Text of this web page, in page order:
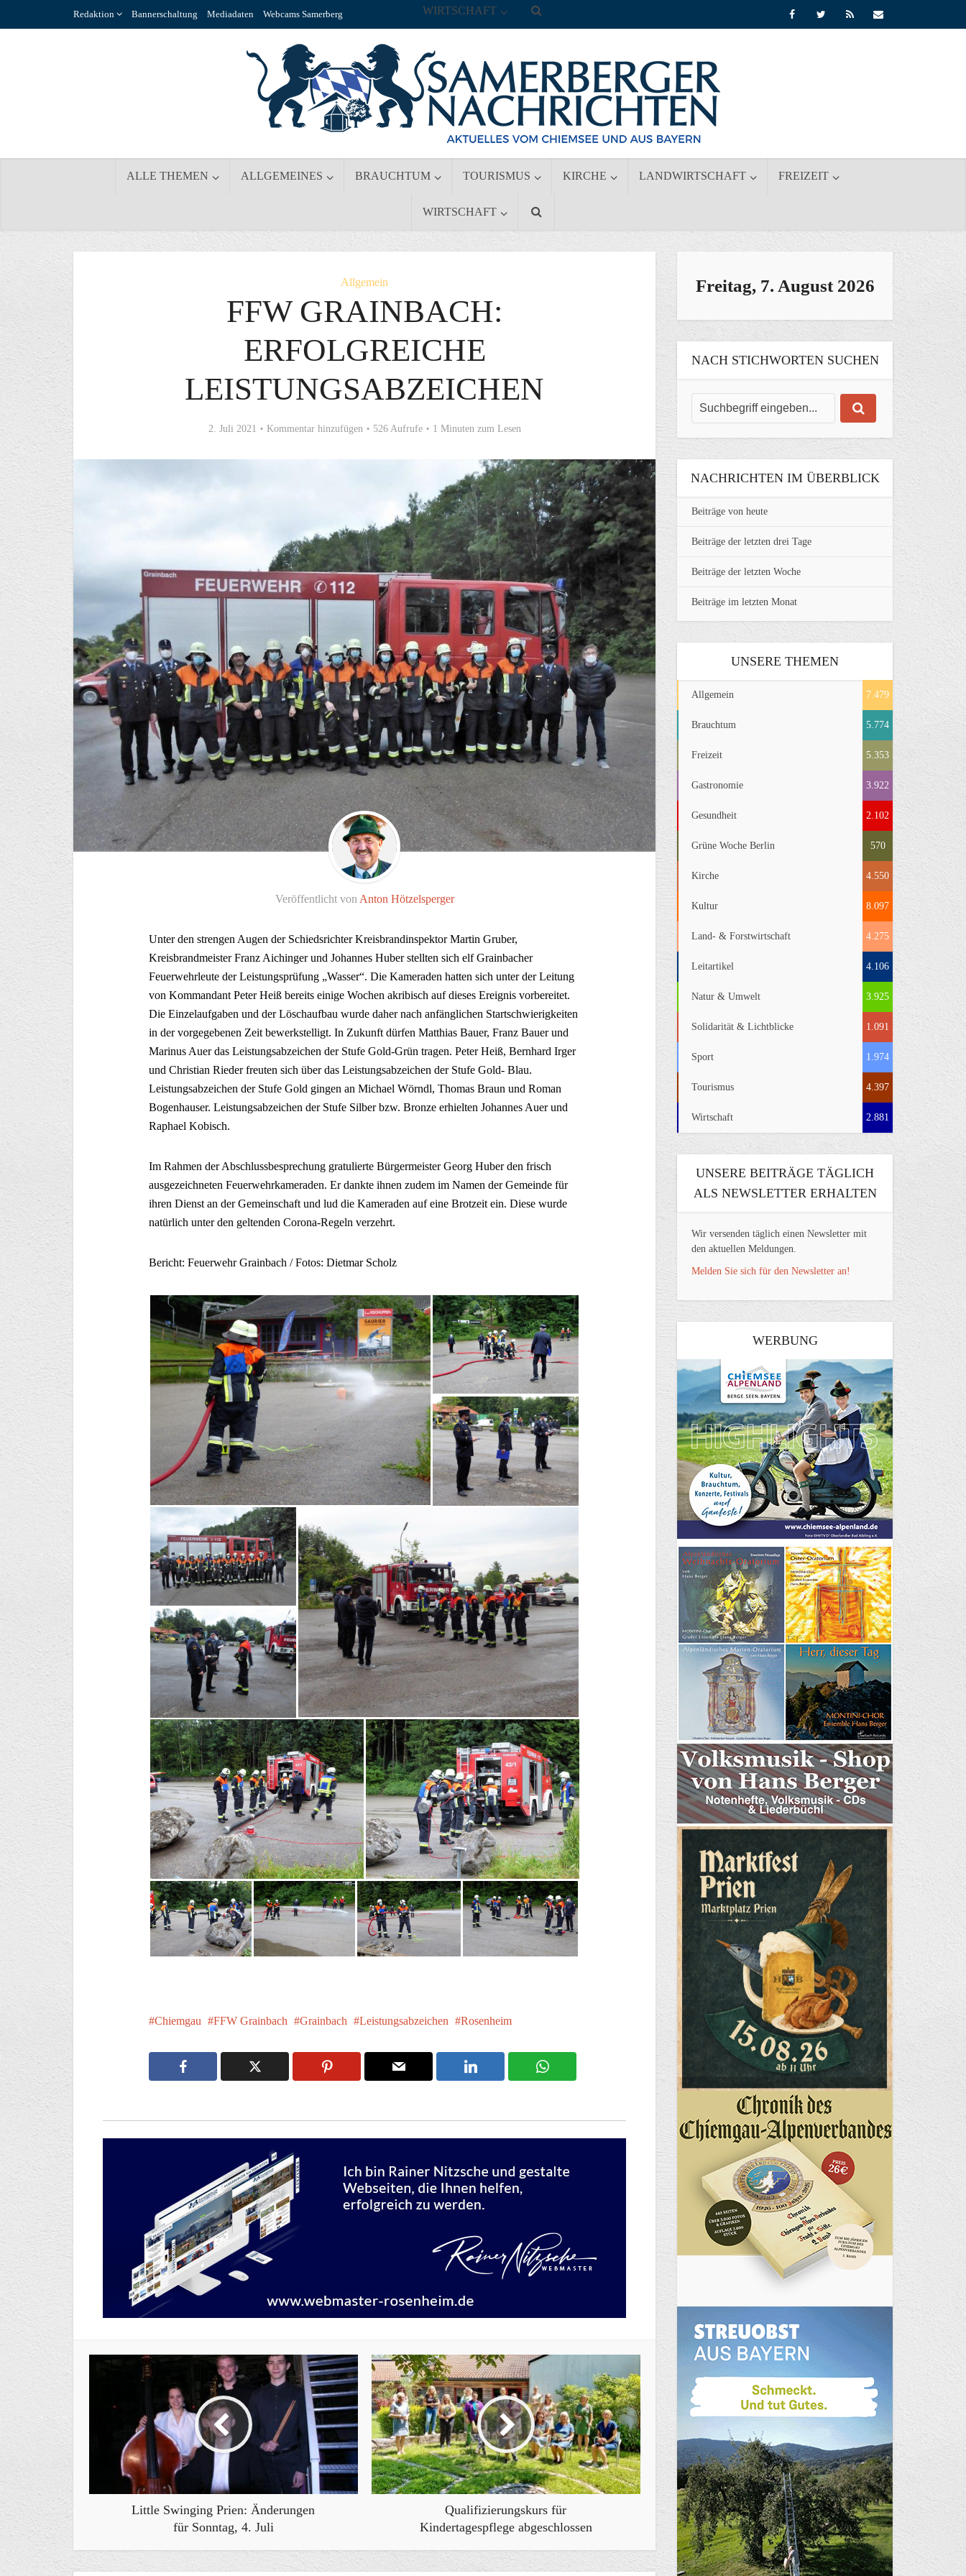
Redaktion Bannerschaltung Mediadaten Webcams Samerberg
ALLE THEMEN ALLGEMEINES BRAUCHTUM TOURISMUS KIRCHE LANDWIRTSCHAFT FREIZEIT
WIRTSCHAFT
WIRTSCHAFT
Allgemein
FFW GRAINBACH:
ERFOLGREICHE
LEISTUNGSABZEICHEN
2. Juli 2021 Kommentar hinzufügen 526 Aufrufe 1 Minuten zum Lesen
Veröffentlicht von Anton Hötzelsperger
Unter den strengen Augen der Schiedsrichter Kreisbrandinspektor Martin Gruber,
Kreisbrandmeister Franz Aichinger und Johannes Huber stellten sich elf Grainbacher
Feuerwehrleute der Leistungsprüfung „Wasser“. Die Kameraden hatten sich unter der Leitung
von Kommandant Peter Heiß bereits einige Wochen akribisch auf dieses Ereignis vorbereitet.
Die Einzelaufgaben und der Löschaufbau wurde daher nach anfänglichen Startschwierigkeiten
in der vorgegebenen Zeit bewerkstelligt. In Zukunft dürfen Matthias Bauer, Franz Bauer und
Marinus Auer das Leistungsabzeichen der Stufe Gold-Grün tragen. Peter Heiß, Bernhard Irger
und Christian Rieder freuten sich über das Leistungsabzeichen der Stufe Gold- Blau.
Leistungsabzeichen der Stufe Gold gingen an Michael Wörndl, Thomas Braun und Roman
Bogenhauser. Leistungsabzeichen der Stufe Silber bzw. Bronze erhielten Johannes Auer und
Raphael Kobisch.
Im Rahmen der Abschlussbesprechung gratulierte Bürgermeister Georg Huber den frisch
ausgezeichneten Feuerwehrkameraden. Er dankte ihnen zudem im Namen der Gemeinde für
ihren Dienst an der Gemeinschaft und lud die Kameraden auf eine Brotzeit ein. Diese wurde
natürlich unter den geltenden Corona-Regeln verzehrt.
Bericht: Feuerwehr Grainbach / Fotos: Dietmar Scholz
Chiemgau FFW Grainbach Grainbach Leistungsabzeichen Rosenheim
Little Swinging Prien: Änderungen
für Sonntag, 4. Juli
Qualifizierungskurs für
Kindertagespflege abgeschlossen
Freitag, 7. August 2026
NACH STICHWORTEN SUCHEN
NACHRICHTEN IM ÜBERBLICK
Beiträge von heute
Beiträge der letzten drei Tage
Beiträge der letzten Woche
Beiträge im letzten Monat
UNSERE THEMEN
Allgemein 7.479
Brauchtum 5.774
Freizeit 5.353
Gastronomie 3.922
Gesundheit 2.102
Grüne Woche Berlin 570
Kirche 4.550
Kultur 8.097
Land- & Forstwirtschaft 4.275
Leitartikel 4.106
Natur & Umwelt 3.925
Solidarität & Lichtblicke 1.091
Sport 1.974
Tourismus 4.397
Wirtschaft 2.881
UNSERE BEITRÄGE TÄGLICH
ALS NEWSLETTER ERHALTEN
Wir versenden täglich einen Newsletter mit
den aktuellen Meldungen.
Melden Sie sich für den Newsletter an!
WERBUNG